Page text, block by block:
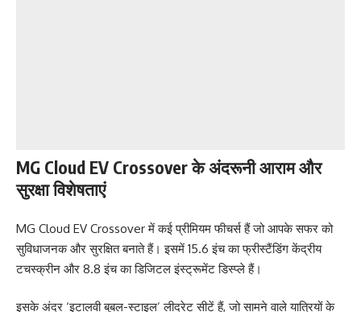
MG Cloud EV Crossover के अंदरूनी आराम और
सुरक्षा विशेषताएं
MG Cloud EV Crossover में कई प्रीमियम फीचर्स हैं जो आपके सफर को
सुविधाजनक और सुरक्षित बनाते हैं। इसमें 15.6 इंच का फ्रीस्टैंडिंग केंद्रीय
टचस्क्रीन और 8.8 इंच का डिजिटल इंस्ट्रूमेंट डिस्प्ले हैं।
इसके अंदर ‘इटालवी बुबल-स्टाइल’ लीदरेट सीटें हैं, जो सामने वाले यात्रियों के